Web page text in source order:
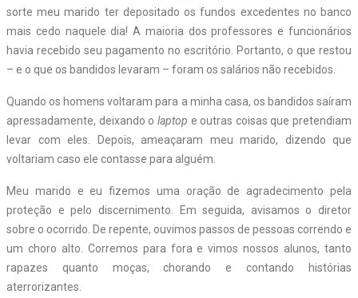
sorte meu marido ter depositado os fundos excedentes no banco
mais cedo naquele dia! A maioria dos professores e funcionários
havia recebido seu pagamento no escritório. Portanto, o que restou
– e o que os bandidos levaram – foram os salários não recebidos.
Quando os homens voltaram para a minha casa, os bandidos saíram
apressadamente, deixando o laptop e outras coisas que pretendiam
levar com eles. Depois, ameaçaram meu marido, dizendo que
voltariam caso ele contasse para alguém.
Meu marido e eu fizemos uma oração de agradecimento pela
proteção e pelo discernimento. Em seguida, avisamos o diretor
sobre o ocorrido. De repente, ouvimos passos de pessoas correndo e
um choro alto. Corremos para fora e vimos nossos alunos, tanto
rapazes quanto moças, chorando e contando histórias
aterrorizantes.